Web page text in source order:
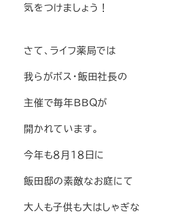
気をつけましょう！
さて、ライフ薬局では
我らがボス・飯田社長の
主催で毎年ＢＢＱが
開かれています。
今年も８月１８日に
飯田邸の素敵なお庭にて
大人も子供も大はしゃぎな